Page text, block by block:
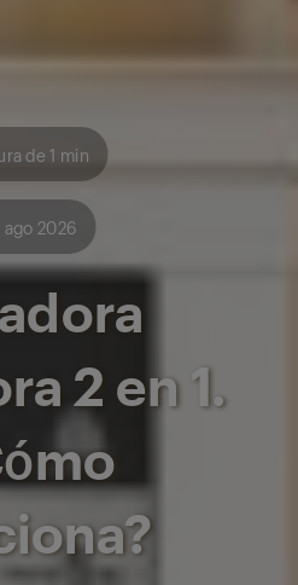
de 1 min
ago 2026
2 en 1.